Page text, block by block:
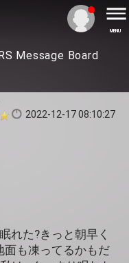
MENU
Message Board
2022-12-17 08:10:27
れた?きっと朝早く
面も凍ってるかもだ